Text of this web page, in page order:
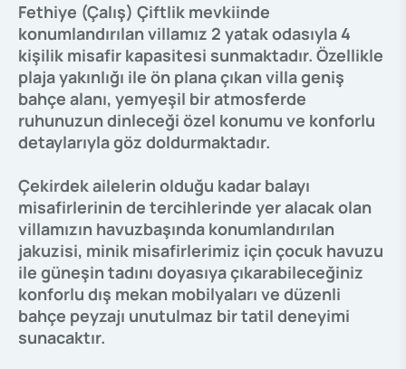
Fethiye (Çalış) Çiftlik mevkiinde
konumlandırılan villamız 2 yatak odasıyla 4
kişilik misafir kapasitesi sunmaktadır. Özellikle
plaja yakınlığı ile ön plana çıkan villa geniş
bahçe alanı, yemyeşil bir atmosferde
ruhunuzun dinleceği özel konumu ve konforlu
detaylarıyla göz doldurmaktadır.
Çekirdek ailelerin olduğu kadar balayı
misafirlerinin de tercihlerinde yer alacak olan
villamızın havuzbaşında konumlandırılan
jakuzisi, minik misafirlerimiz için çocuk havuzu
ile güneşin tadını doyasıya çıkarabileceğiniz
konforlu dış mekan mobilyaları ve düzenli
bahçe peyzajı unutulmaz bir tatil deneyimi
sunacaktır.